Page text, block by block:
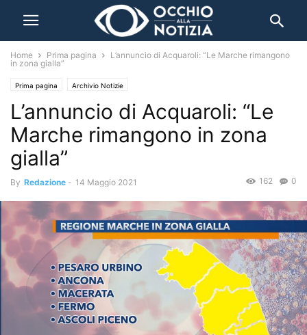
Home Prima pagina
L’annuncio di Acquaroli: “Le Marche rimangono
in zona gialla”
Prima pagina Archivio Notizie
L’annuncio di Acquaroli: “Le
Marche rimangono in zona
gialla”
By Redazione - 14 Maggio 2021 0
162